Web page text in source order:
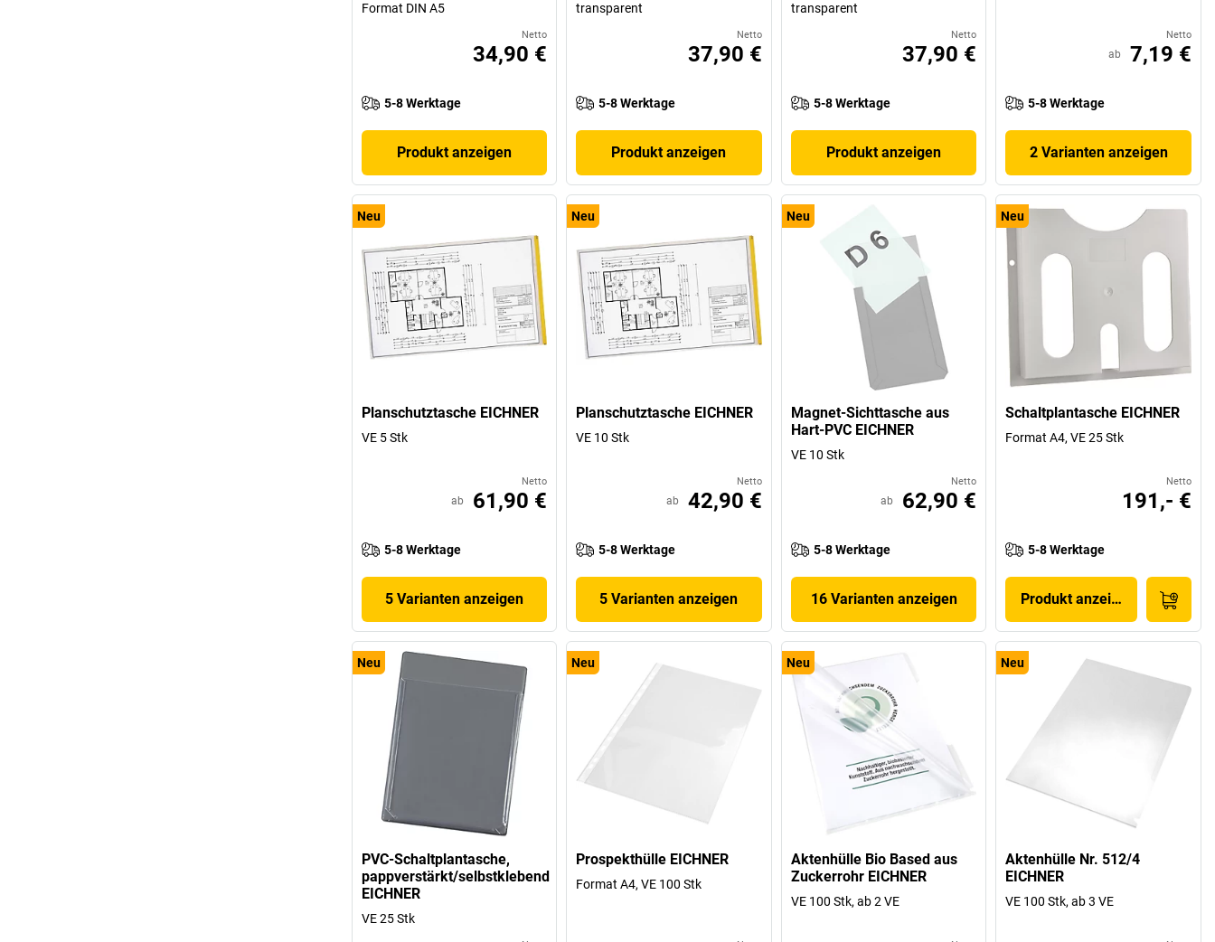
Format DIN A5
Netto
34,90 €
5-8 Werktage
Produkt anzeigen
transparent
Netto
37,90 €
5-8 Werktage
Produkt anzeigen
transparent
Netto
37,90 €
5-8 Werktage
Produkt anzeigen
Netto
ab 7,19 €
5-8 Werktage
2 Varianten anzeigen
Neu
Planschutztasche EICHNER
VE 5 Stk
Netto
ab 61,90 €
5-8 Werktage
5 Varianten anzeigen
Neu
Planschutztasche EICHNER
VE 10 Stk
Netto
ab 42,90 €
5-8 Werktage
5 Varianten anzeigen
Neu
Magnet-Sichttasche aus
Hart-PVC EICHNER
VE 10 Stk
Netto
ab 62,90 €
5-8 Werktage
16 Varianten anzeigen
Neu
Schaltplantasche EICHNER
Format A4, VE 25 Stk
Netto
191,- €
5-8 Werktage
Produkt anzeigen
Neu
PVC-Schaltplantasche,
pappverstärkt/selbstklebend
EICHNER
VE 25 Stk
Neu
Prospekthülle EICHNER
Format A4, VE 100 Stk
Neu
Aktenhülle Bio Based aus
Zuckerrohr EICHNER
VE 100 Stk, ab 2 VE
Neu
Aktenhülle Nr. 512/4
EICHNER
VE 100 Stk, ab 3 VE